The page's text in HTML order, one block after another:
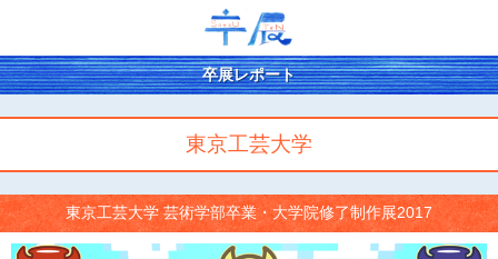
卒展レポート
東京工芸大学
東京工芸大学 芸術学部卒業・大学院修了制作展2017